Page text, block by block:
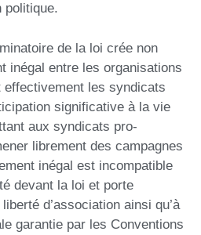
politique.
de la loi crée non
inégal entre les organisations
les syndicats
significative à la vie
aux syndicats pro-
librement des campagnes
inégal est incompatible
devant la loi et porte
d’association ainsi qu’à
garantie par les Conventions